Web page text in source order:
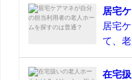
居宅
居宅
て、
在宅